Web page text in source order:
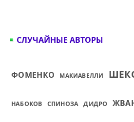
СЛУЧАЙНЫЕ АВТОРЫ
ФОМЕНКО МАКИАВЕЛЛИ
НАБОКОВ СПИНОЗА ДИДРО